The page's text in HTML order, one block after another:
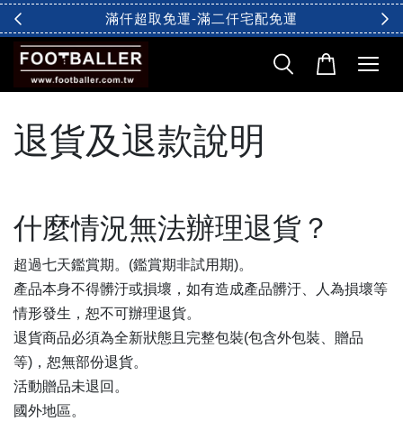
滿仟超取免運-滿二仟宅配免運
退貨及退款說明
什麼情況無法辦理退貨？
超過七天鑑賞期。(鑑賞期非試用期)。
產品本身不得髒汙或損壞，如有造成產品髒汙、人為損壞等
情形發生，恕不可辦理退貨。
退貨商品必須為全新狀態且完整包裝(包含外包裝、贈品
等)，恕無部份退貨。
活動贈品未退回。
國外地區。